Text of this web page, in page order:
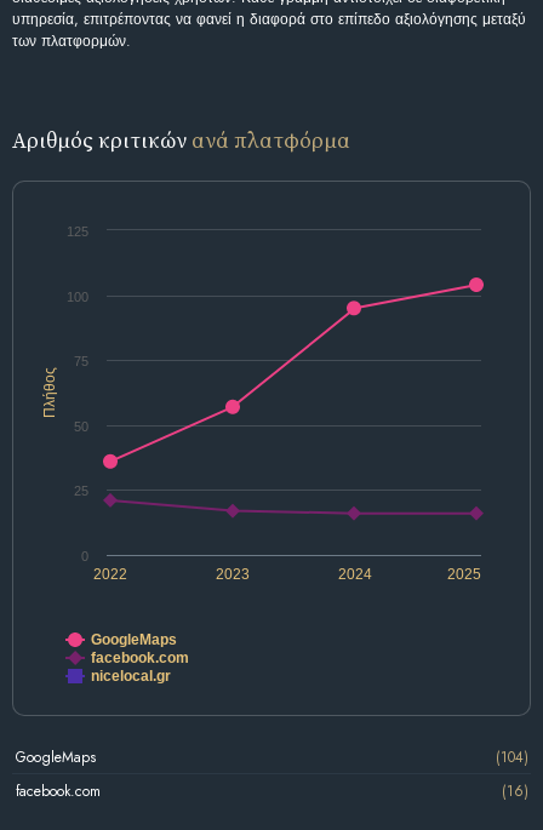
υπηρεσία, επιτρέποντας να φανεί η διαφορά στο επίπεδο αξιολόγησης μεταξύ
των πλατφορμών.
Αριθμός κριτικών ανά πλατφόρμα
Πλήθος
2022 2024
2023 2025
0
100
25
50
75
125
GoogleMaps
facebook.com
nicelocal.gr
GoogleMaps
(104)
facebook.com
(16)